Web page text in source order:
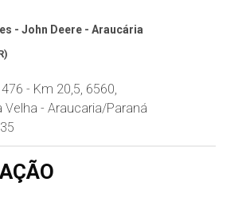
- John Deere - Araucária
- Km 20,5, 6560,
Velha - Araucaria/Paraná